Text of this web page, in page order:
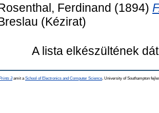
Ferdinand (1894)
(Kézirat)
A lista elkészültének
3amit a School of Electronics and Computer Science , University of Southampton